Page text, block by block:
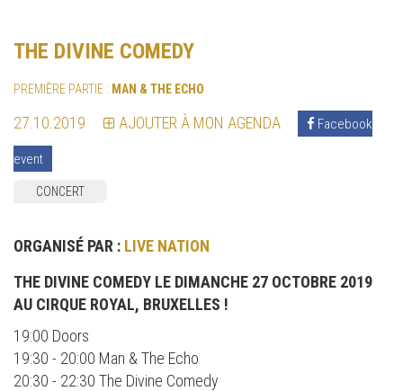
THE DIVINE COMEDY
PREMIÈRE PARTIE : MAN & THE ECHO
27.10.2019 AJOUTER À MON AGENDA Facebook
event
CONCERT
ORGANISÉ PAR : LIVE NATION
THE DIVINE COMEDY LE DIMANCHE 27 OCTOBRE 2019
AU CIRQUE ROYAL, BRUXELLES !
19:00 Doors
19:30 - 20:00 Man & The Echo
20:30 - 22:30 The Divine Comedy